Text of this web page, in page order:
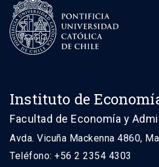
Instituto de
Facultad de Economía y
Avda. Vicuña Mackenna 4860,
Teléfono: +56 2 2354 4303